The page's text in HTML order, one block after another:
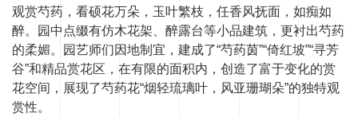
观赏芍药，看硕花万朵，玉叶繁枝，任香风抚面，如痴如
醉。园中点缀有仿木花架、醉露台等小品建筑，更衬出芍药
的柔媚。园艺师们因地制宜，建成了“芍药茵”“倚红坡”“寻芳
谷”和精品赏花区，在有限的面积内，创造了富于变化的赏
花空间，展现了芍药花“烟轻琉璃叶，风亚珊瑚朵”的独特观
赏性。